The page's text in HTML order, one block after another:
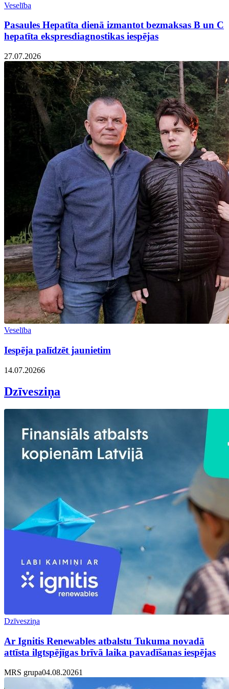
Veselība
Pasaules Hepatīta dienā izmantot bezmaksas B un C
hepatīta ekspresdiagnostikas iespējas
27.07.2026
Veselība
Iespēja palīdzēt jaunietim
14.07.20266
Dzīvesziņa
Dzīvesziņa
Ar Ignitis Renewables atbalstu Tukuma novadā
attīsta ilgtspējīgas brīvā laika pavadīšanas iespējas
MRS grupa04.08.20261